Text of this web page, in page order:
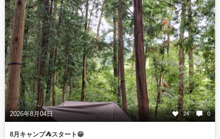
2026年8月04日 24 0
8月キャンプ⛺️スタート😁